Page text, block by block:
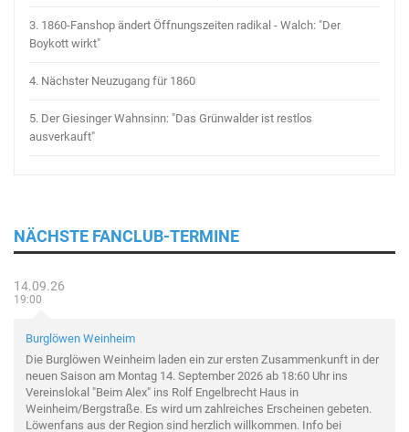
3. 1860-Fanshop ändert Öffnungszeiten radikal - Walch: "Der
Boykott wirkt"
4. Nächster Neuzugang für 1860
5. Der Giesinger Wahnsinn: "Das Grünwalder ist restlos
ausverkauft"
NÄCHSTE FANCLUB-TERMINE
14.09.26
19:00
Burglöwen Weinheim
Die Burglöwen Weinheim laden ein zur ersten Zusammenkunft in der
neuen Saison am Montag 14. September 2026 ab 18:60 Uhr ins
Vereinslokal "Beim Alex" ins Rolf Engelbrecht Haus in
Weinheim/Bergstraße. Es wird um zahlreiches Erscheinen gebeten.
Löwenfans aus der Region sind herzlich willkommen. Info bei